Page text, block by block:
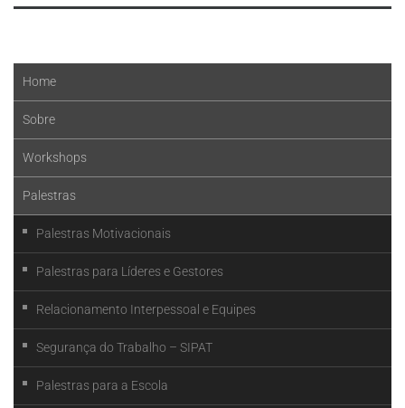
Home
Sobre
Workshops
Palestras
Palestras Motivacionais
Palestras para Líderes e Gestores
Relacionamento Interpessoal e Equipes
Segurança do Trabalho – SIPAT
Palestras para a Escola